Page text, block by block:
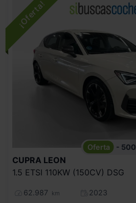
- 500
CUPRA LEON
1.5 ETSI 110KW (150CV) DSG
62.987 km
2023